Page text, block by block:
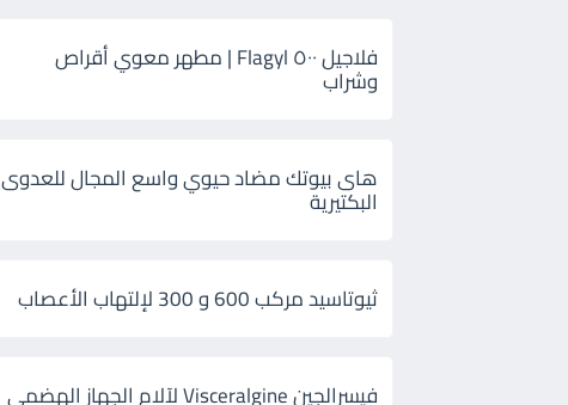
فلاجيل ٥٠٠ Flagyl | مطهر معوي أقراص
وشراب
هاى بيوتك مضاد حيوي واسع المجال للعدوى
البكتيرية
ثيوتاسيد مركب 600 و 300 لإلتهاب الأعصاب
فيسرالجين Visceralgine لآلام الجهاز الهضمى